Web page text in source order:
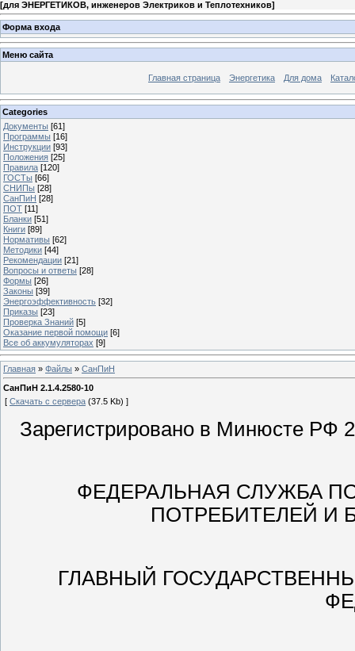
[для ЭНЕРГЕТИКОВ, инженеров Электриков и Теплотехников]
Форма входа
Меню сайта
Главная страница Энергетика Для дома
Categories
Документы [61]
Программы [16]
Инструкции [93]
Положения [25]
Правила [120]
ГОСТы [66]
СНИПы [28]
СанПиН [28]
ПОТ [11]
Бланки [51]
Книги [89]
Нормативы [62]
Методики [44]
Рекомендации [21]
Вопросы и ответы [28]
Формы [26]
Законы [39]
Энергоэффективность [32]
Приказы [23]
Проверка Знаний [5]
Оказание первой помощи [6]
Все об аккумуляторах [9]
Главная » Файлы » СанПиН
СанПиН 2.1.4.2580-10
[ Скачать с сервера (37.5 Kb) ]
Зарегистрировано в Минюсте РФ
ФЕДЕРАЛЬНАЯ СЛУЖБА
ПОТРЕБИТЕЛЕЙ И
ГЛАВНЫЙ